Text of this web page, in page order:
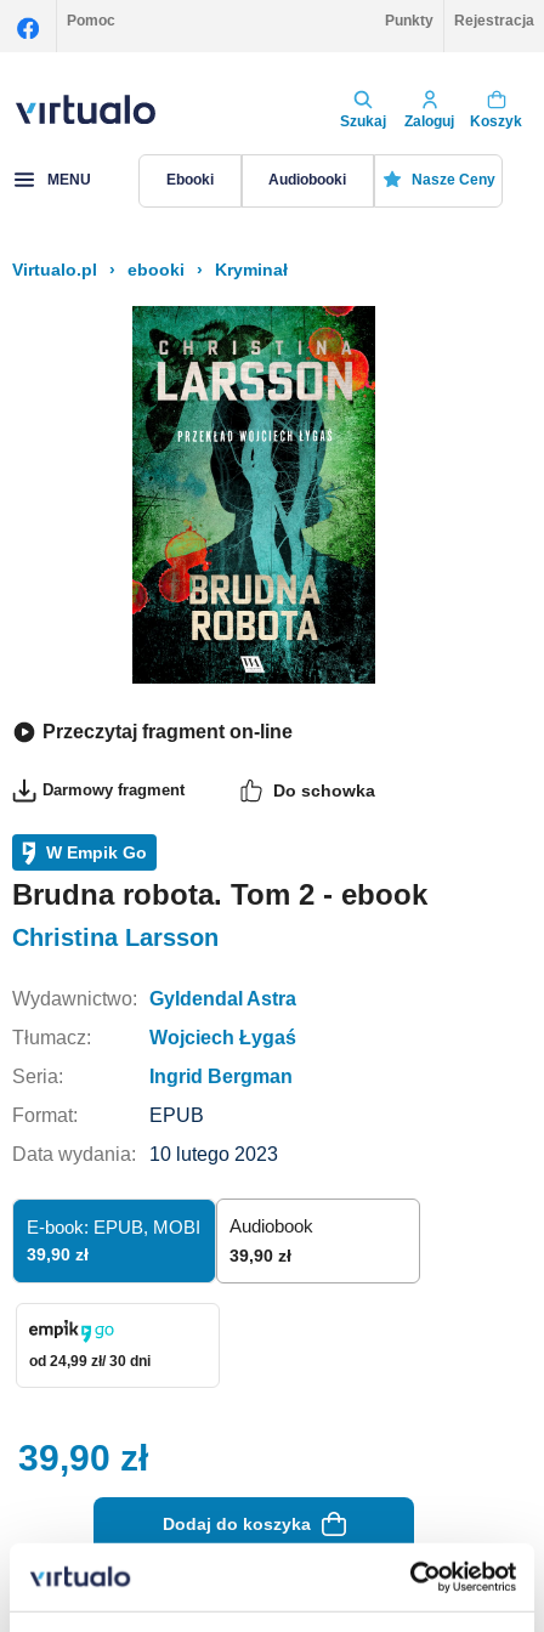
Pomoc Punkty Rejestracja
Szukaj Zaloguj Koszyk
MENU Ebooki Audiobooki Nasze Ceny
Virtualo.pl › ebooki › Kryminał
Przeczytaj fragment on-line
Darmowy fragment Do schowka
W Empik Go
Brudna robota. Tom 2 - ebook
Christina Larsson
Wydawnictwo:
Gyldendal Astra
Tłumacz:
Wojciech Łygaś
Seria:
Ingrid Bergman
Format:
EPUB
Data wydania:
10 lutego 2023
E-book: EPUB, MOBI
39,90 zł
Audiobook
39,90 zł
od 24,99 zł/ 30 dni
39,90 zł
Dodaj do koszyka